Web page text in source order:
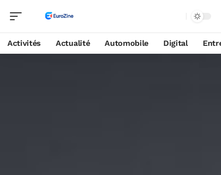
Activités Actualité Automobile Digital